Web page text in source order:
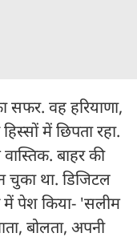
वह हरियाणा,
में छिपता रहा.
बाहर की
था. डिजिटल
पेश किया- 'सलीम
बोलता, अपनी